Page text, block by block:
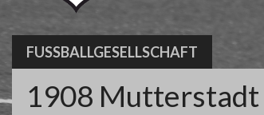
FUSSBALLGESELLSCHAFT
1908 Mutterstadt